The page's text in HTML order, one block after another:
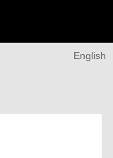
English